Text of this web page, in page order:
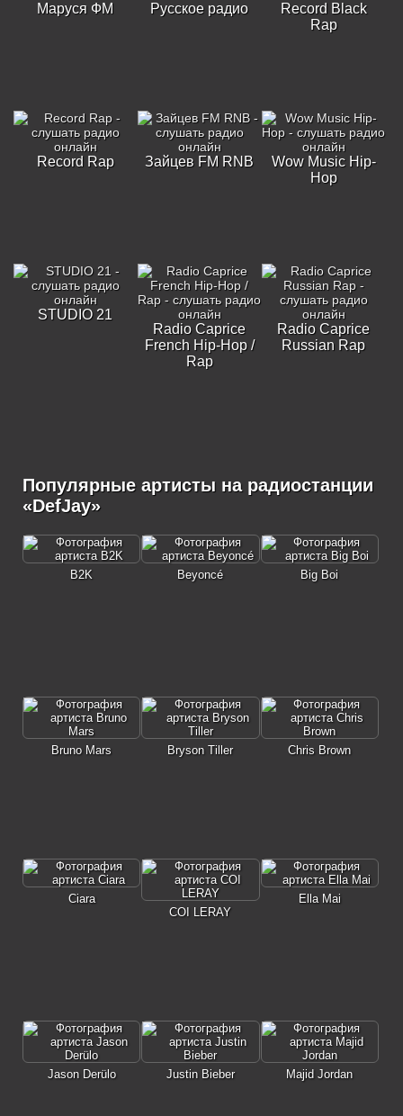
Маруся ФМ Русское радио
Record Black
Rap
Record Rap Зайцев FM RNB
Wow Music Hip-
Hop
STUDIO 21
Radio Caprice
French Hip-Hop /
Rap
Radio Caprice
Russian Rap
Популярные артисты на радиостанции
«DefJay»
B2K Beyoncé Big Boi
Bruno Mars Bryson Tiller Chris Brown
Ciara
COI LERAY
Ella Mai
Jason Derülo Justin Bieber Majid Jordan